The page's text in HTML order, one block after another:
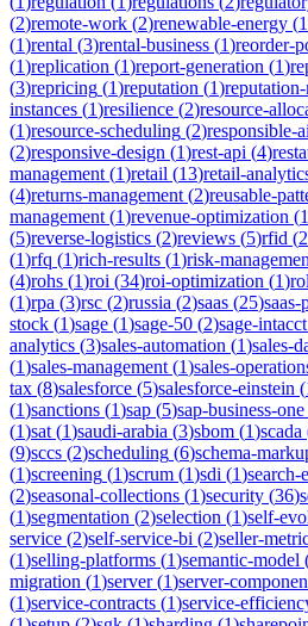
(2)remote-work (2)renewable-energy (1
(1)rental (3)rental-business (1)reorder-
(1)replication (1)report-generation (1)
(3)repricing (1)reputation (1)
instances (1)resilience (2)resource-
(1)resource-scheduling (2)responsible-ai
(2)responsive-design (1)rest-api (4)
management (1)retail (13)retail-
(4)returns-management (2)reusable-
management (1)revenue-optimization (1
(5)reverse-logistics (2)reviews (5)rfid (2
(1)rfq (1)rich-results (1)risk-
(4)rohs (1)roi (34)roi-optimization (1)
(1)rpa (3)rsc (2)russia (2)saas (25)
stock (1)sage (1)sage-50 (2)sage-intacct
analytics (3)sales-automation (1)sales-
(1)sales-management (1)sales-
tax (8)salesforce (5)salesforce-einstein (
(1)sanctions (1)sap (5)sap-business-one
(1)sat (1)saudi-arabia (3)sbom (1)scada
(9)sccs (2)scheduling (6)schema-
(1)screening (1)scrum (1)sdi (1)search-
(2)seasonal-collections (1)security (36)
(1)segmentation (2)selection (1)self-
service (2)self-service-bi (2)seller-
(1)selling-platforms (1)semantic-model
migration (1)server(1)server-
(1)service-contracts (1)service-